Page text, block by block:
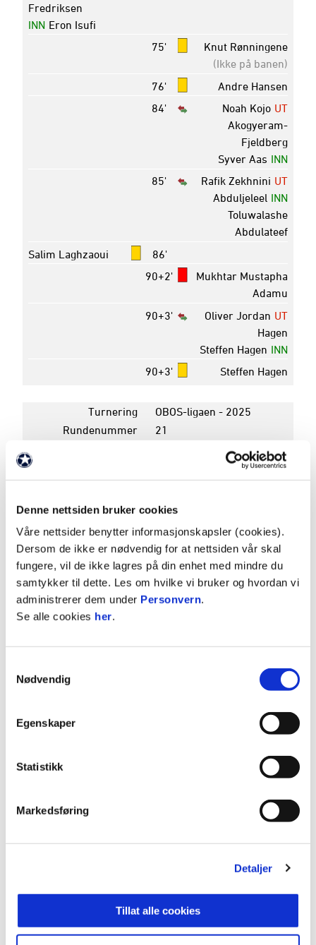
Denne nettsiden bruker cookies
Våre nettsider benytter informasjonskapsler (cookies).
Dersom de ikke er nødvendig for at nettsiden vår skal
fungere, vil de ikke lagres på din enhet med mindre du
samtykker til dette. Les om hvilke vi bruker og hvordan vi
administrerer dem under Personvern.
Se alle cookies her.
Nødvendig
Egenskaper
Statistikk
Markedsføring
Detaljer
Tillat alle cookies
Fredriksen
INN Eron Isufi
75'
Knut Rønningene
(Ikke på banen)
76'
Andre Hansen
84'
UT
Noah Kojo
Akogyeram-
Fjeldberg
INN
Syver Aas
85'
UT
Rafik Zekhnini
INN
Abduljeleel
Toluwalashe
Abdulateef
86'
Salim Laghzaoui
90+2'
Mukhtar Mustapha
Adamu
90+3'
UT
Oliver Jordan
Hagen
INN
Steffen Hagen
90+3'
Steffen Hagen
Turnering
OBOS-ligaen - 2025
Rundenummer
21
31. august 2025
Pauseresultat
0 - 0
Sluttresultat
0 - 0
K P
4 STRØMSGODSET
5 ODD
23
1
4
3 BACCAY
BONNESEN